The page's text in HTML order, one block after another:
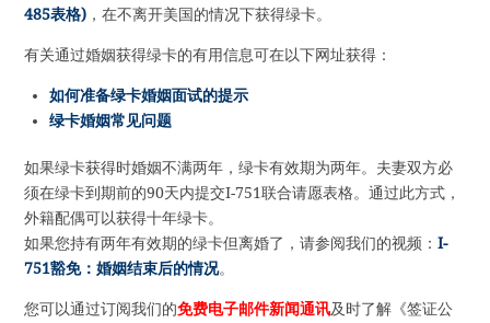
485表格) ，在不离开美国的情况下获得绿卡。
有关通过婚姻获得绿卡的有用信息可在以下网址获得：
如何准备绿卡婚姻面试的提示
绿卡婚姻常见问题
如果绿卡获得时婚姻不满两年，绿卡有效期为两年。夫妻双方必
须在绿卡到期前的90天内提交I-751联合请愿表格。通过此方式，
外籍配偶可以获得十年绿卡。
如果您持有两年有效期的绿卡但离婚了，请参阅我们的视频：I-
751豁免：婚姻结束后的情况。
您可以通过订阅我们的免费电子邮件新闻通讯及时了解《签证公